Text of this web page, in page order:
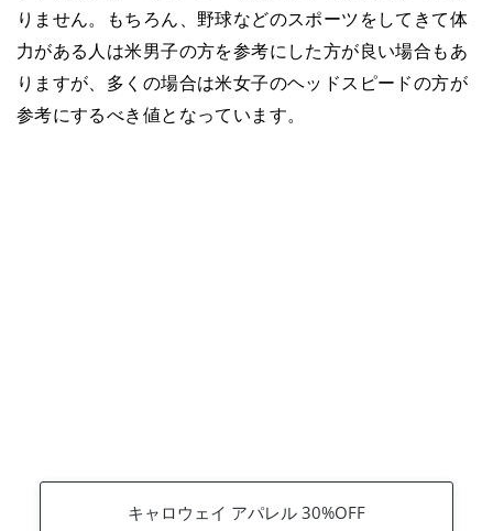
りません。もちろん、野球などのスポーツをしてきて体
力がある人は米男子の方を参考にした方が良い場合もあ
りますが、多くの場合は米女子のヘッドスピードの方が
参考にするべき値となっています。
キャロウェイ アパレル 30%OFF